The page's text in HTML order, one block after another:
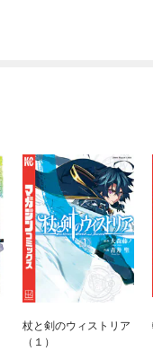
杖と剣のウィストリア
（１）